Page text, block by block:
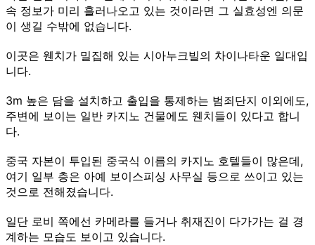
속 정보가 미리 흘러나오고 있는 것이라면 그 실효성엔 의문
이 생길 수밖에 없습니다.
이곳은 웬치가 밀집해 있는 시아누크빌의 차이나타운 일대입
니다.
3m 높은 담을 설치하고 출입을 통제하는 범죄단지 이외에도,
주변에 보이는 일반 카지노 건물에도 웬치들이 있다고 합니
다.
중국 자본이 투입된 중국식 이름의 카지노 호텔들이 많은데,
여기 일부 층은 아예 보이스피싱 사무실 등으로 쓰이고 있는
것으로 전해졌습니다.
일단 로비 쪽에선 카메라를 들거나 취재진이 다가가는 걸 경
계하는 모습도 보이고 있습니다.